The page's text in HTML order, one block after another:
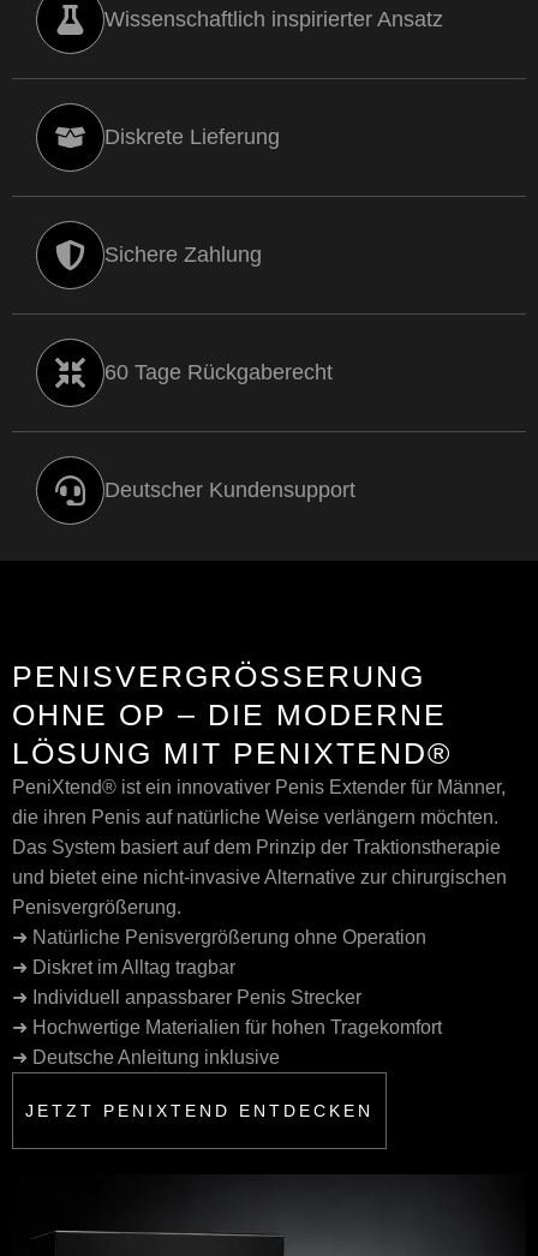
Wissenschaftlich inspirierter Ansatz
Diskrete Lieferung
Sichere Zahlung
60 Tage Rückgaberecht
Deutscher Kundensupport
PENISVERGRÖSSERUNG O
HNE OP – DIE MODERNE L
ÖSUNG MIT PENIXTEND®
PeniXtend® ist ein innovativer Penis Extender für Männer,
die ihren Penis auf natürliche Weise verlängern möchten.
Das System basiert auf dem Prinzip der Traktionstherapie
und bietet eine nicht-invasive Alternative zur chirurgischen
Penisvergrößerung.
➜ Natürliche Penisvergrößerung ohne Operation
➜ Diskret im Alltag tragbar
➜ Individuell anpassbarer Penis Strecker
➜ Hochwertige Materialien für hohen Tragekomfort
➜ Deutsche Anleitung inklusive
JETZT PENIXTEND ENTDECKEN